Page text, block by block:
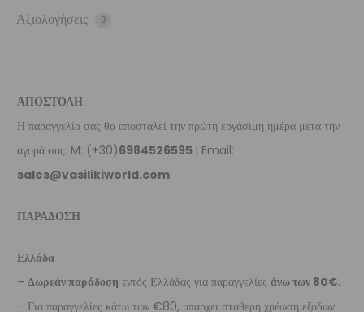
Αξιολογήσεις 0
ΑΠΟΣΤΟΛΗ
Η παραγγελία σας θα αποσταλεί την πρώτη εργάσιμη ημέρα μετά την
αγορά σας. M: (+30)6984526595 | Email:
sales@vasilikiworld.com
ΠΑΡΑΔΟΣΗ
Ελλάδα
– Δωρεάν παράδοση εντός Ελλάδας για παραγγελίες άνω των 80€.
– Για παραγγελίες κάτω των €80, υπάρχει σταθερή χρέωση εξόδων